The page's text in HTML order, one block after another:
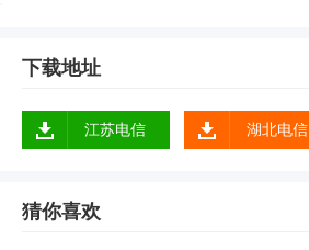
下载地址
江苏电信 湖北电信
猜你喜欢